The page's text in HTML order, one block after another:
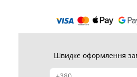
Швидке оформлення